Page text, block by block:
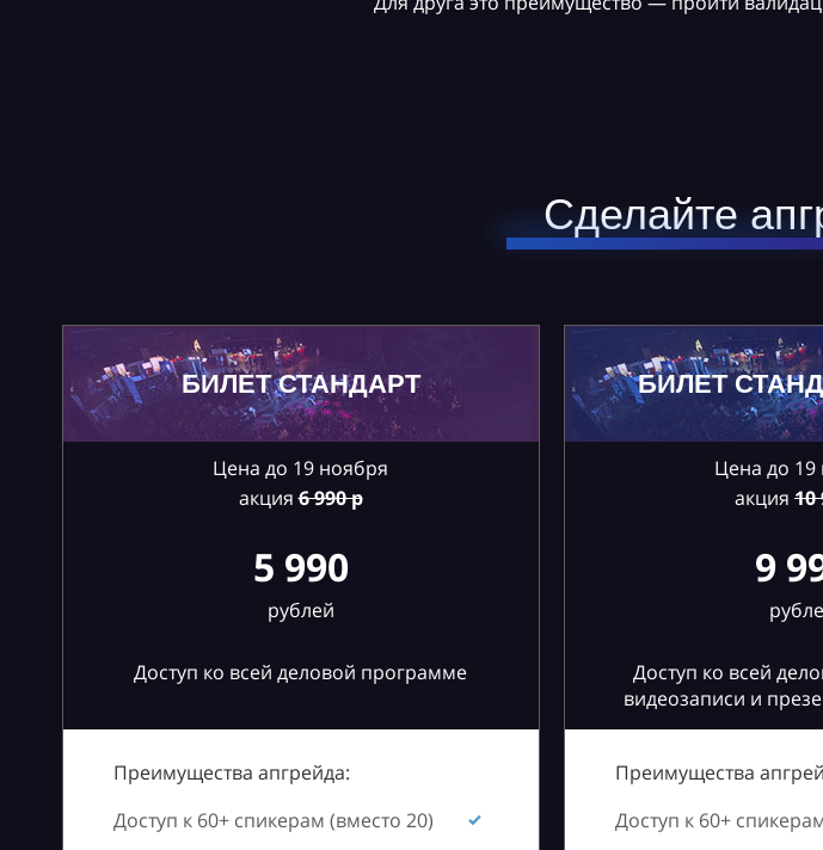
Сделайте
БИЛЕТ СТАНДАРТ
Цена до 19 ноября
акция 6990 р
5 990
рублей
Доступ ко всей деловой программе
Преимущества апгрейда:
Доступ к 60+ спикерам (вместо 20)
БИЛЕТ
Цена до 19
акция 10
9
Доступ ко всей
видеозаписи и
Преимущества
Доступ к 60+